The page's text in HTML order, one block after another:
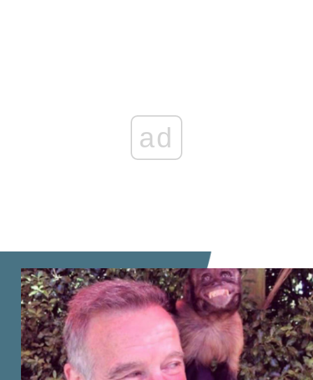
ad